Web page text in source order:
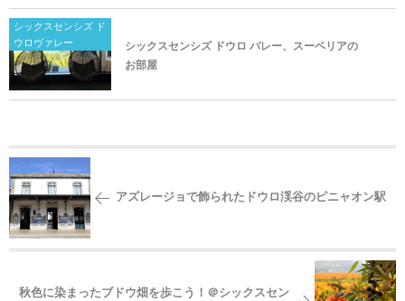
シックスセンシズ ド
ウロヴァレー
シックスセンシズ ドウロ バレー、スーペリアの
お部屋
アズレージョで飾られたドウロ渓谷のピニャオン駅
秋色に染まったブドウ畑を歩こう！＠シックスセン